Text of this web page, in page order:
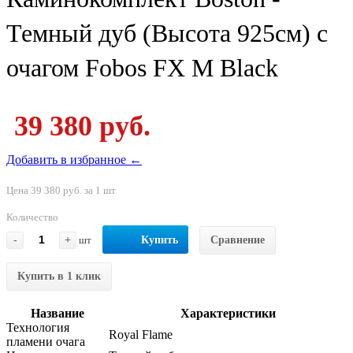
Темный дуб (Высота 925см) с
очагом Fobos FX M Black
39 380 руб.
Добавить в избранное ←
Цена 39 380 руб. за 1 шт
Количество
-
+ шт Купить Сравнение
Купить в 1 клик
Название
Характеристики
Технология
пламени очага
Royal Flame